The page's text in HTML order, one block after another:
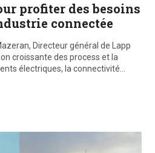
profiter des besoins
connectée
Directeur général de Lapp
croissante des process et la
électriques, la connectivité…